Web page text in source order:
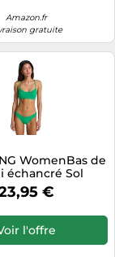
Amazon.fr
gratuite
WomenBas de
échancré Sol
Hike S
€
l'offre